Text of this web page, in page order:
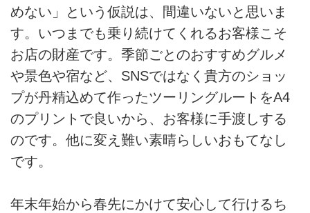
めない」という仮説は、間違いないと思いま
す。いつまでも乗り続けてくれるお客様こそ
お店の財産です。季節ごとのおすすめグルメ
や景色や宿など、SNSではなく貴方のショッ
プが丹精込めて作ったツーリングルートをA4
のプリントで良いから、お客様に手渡しする
のです。他に変え難い素晴らしいおもてなし
です。
年末年始から春先にかけて安心して行けるち